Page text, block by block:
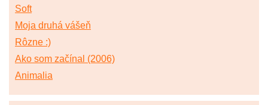
Soft
Moja druhá vášeň
Rôzne :)
Ako som začínal (2006)
Animalia